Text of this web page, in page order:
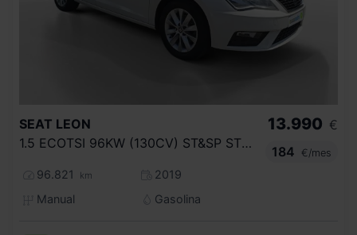
SEAT LEON
1.5 ECOTSI 96KW (130CV) ST&SP STYLE
96.821 km
2019
Manual
Gasolina
13.990 €
184
€/mes